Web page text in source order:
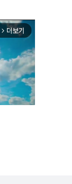
arrow_forward_ios 더보기